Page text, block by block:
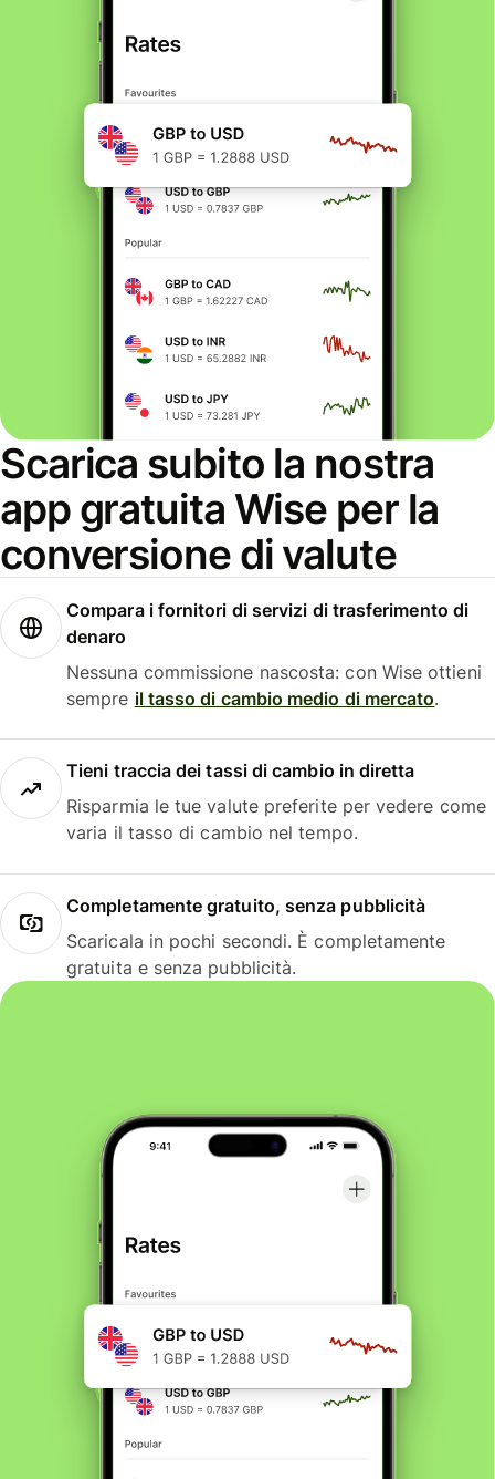
Scarica subito la nostra
app gratuita Wise per la
conversione di valute
Compara i fornitori di servizi di trasferimento di
denaro
Nessuna commissione nascosta: con Wise ottieni
sempre il tasso di cambio medio di mercato.
Tieni traccia dei tassi di cambio in diretta
Risparmia le tue valute preferite per vedere come
varia il tasso di cambio nel tempo.
Completamente gratuito, senza pubblicità
Scaricala in pochi secondi. È completamente
gratuita e senza pubblicità.